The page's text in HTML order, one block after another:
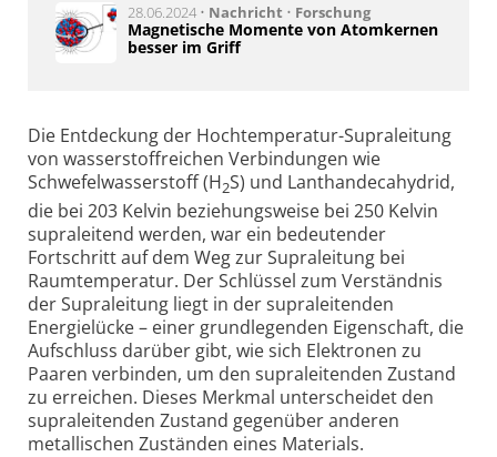
28.06.2024 • Nachricht • Forschung
Magnetische Momente von Atomkernen
besser im Griff
Die Entdeckung der Hochtemperatur-Supraleitung
von wasserstoffreichen Verbindungen wie
Schwefelwasserstoff (H2S) und Lanthandecahydrid,
die bei 203 Kelvin beziehungsweise bei 250 Kelvin
supraleitend werden, war ein bedeutender
Fortschritt auf dem Weg zur Supraleitung bei
Raumtemperatur. Der Schlüssel zum Verständnis
der Supraleitung liegt in der supraleitenden
Energielücke – einer grundlegenden Eigenschaft, die
Aufschluss darüber gibt, wie sich Elektronen zu
Paaren verbinden, um den supraleitenden Zustand
zu erreichen. Dieses Merkmal unterscheidet den
supraleitenden Zustand gegenüber anderen
metallischen Zuständen eines Materials.